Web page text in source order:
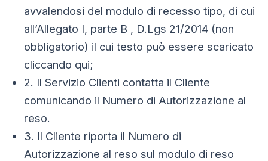
avvalendosi del modulo di recesso tipo, di cui
all’Allegato I, parte B , D.Lgs 21/2014 (non
obbligatorio) il cui testo può essere scaricato
cliccando qui;
2. Il Servizio Clienti contatta il Cliente
comunicando il Numero di Autorizzazione al
reso.
3. Il Cliente riporta il Numero di
Autorizzazione al reso sul modulo di reso